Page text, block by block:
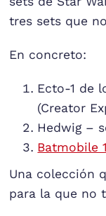
tres sets que
En concreto:
Ecto-1 de
(Creator
Hedwig –
Batmobile
Una colección
para la que no